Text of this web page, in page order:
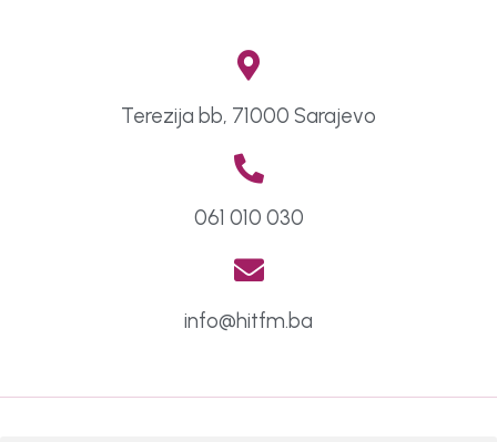
Terezija bb, 71000 Sarajevo
061 010 030
info@hitfm.ba